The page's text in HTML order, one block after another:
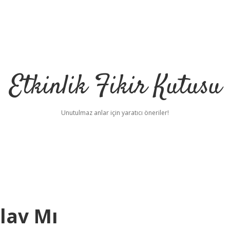
Etkinlik Fikir Kutusu
Unutulmaz anlar için yaratıcı öneriler!
Mı